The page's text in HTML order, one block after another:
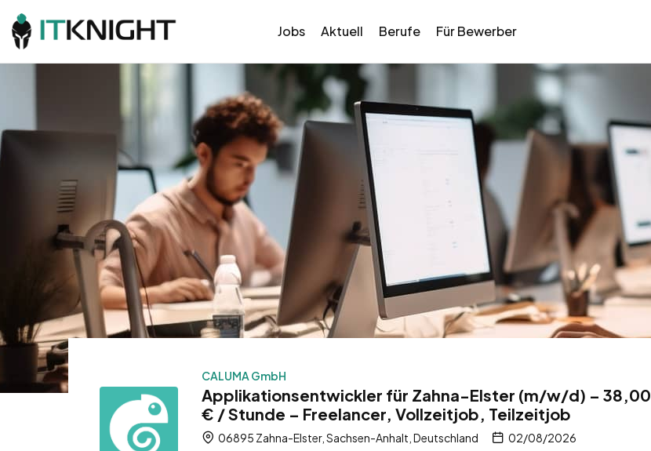
Jobs Aktuell Berufe Für Bewerber
CALUMA GmbH
Applikationsentwickler für Zahna-Elster (m/w/d) – 38,00
€ / Stunde – Freelancer, Vollzeitjob, Teilzeitjob
06895 Zahna-Elster, Sachsen-Anhalt, Deutschland 02/08/2026